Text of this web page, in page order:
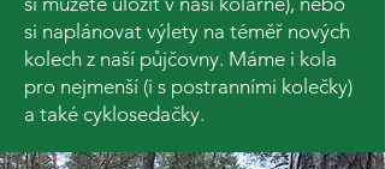
si naplánovat výlety na téměř nových
kolech z naší půjčovny. Máme i kola
pro nejmenší (i s postranními kolečky)
a také cyklosedačky.